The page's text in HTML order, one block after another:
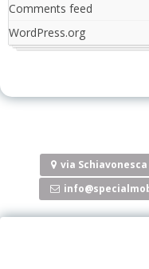
Comments feed
WordPress.org
via